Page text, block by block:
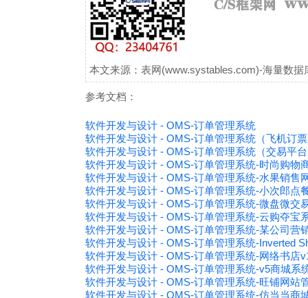
本文来源：表网(www.systables.com)-海量数
参考文档：
软件开发与设计 - OMS-订单管理系统
软件开发与设计 - OMS-订单管理系统（飞机订
软件开发与设计 - OMS-订单管理系统（交易平
软件开发与设计 - OMS-订单管理系统-时尚购物
软件开发与设计 - OMS-订单管理系统-水果销售
软件开发与设计 - OMS-订单管理系统-小次郎点
软件开发与设计 - OMS-订单管理系统-微盘微交
软件开发与设计 - OMS-订单管理系统-云购夺宝
软件开发与设计 - OMS-订单管理系统-某公司营
软件开发与设计 - OMS-订单管理系统-Inverted
软件开发与设计 - OMS-订单管理系统-网络书店
软件开发与设计 - OMS-订单管理系统-v5商城系
软件开发与设计 - OMS-订单管理系统-旺铺网站
软件开发与设计 - OMS-订单管理系统-仿当当商